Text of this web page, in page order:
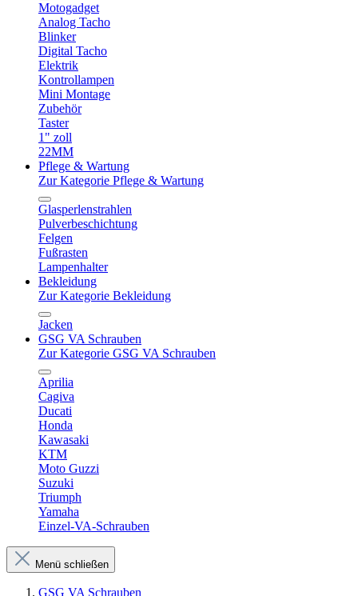
Motogadget
Analog Tacho
Blinker
Digital Tacho
Elektrik
Kontrollampen
Mini Montage
Zubehör
Taster
1" zoll
22MM
Pflege & Wartung
Zur Kategorie Pflege & Wartung
Glasperlenstrahlen
Pulverbeschichtung
Felgen
Fußrasten
Lampenhalter
Bekleidung
Zur Kategorie Bekleidung
Jacken
GSG VA Schrauben
Zur Kategorie GSG VA Schrauben
Aprilia
Cagiva
Ducati
Honda
Kawasaki
KTM
Moto Guzzi
Suzuki
Triumph
Yamaha
Einzel-VA-Schrauben
Menü schließen
GSG VA Schrauben